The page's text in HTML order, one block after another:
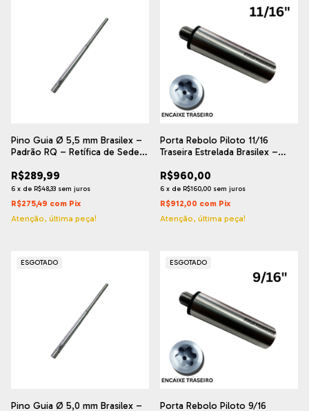
Pino Guia Ø 5,5 mm Brasilex –
Padrão RQ – Retífica de Sede
R$289,99
6 x de R$48,33 sem juros
R$275,49 com Pix
Atenção, última peça!
Porta Rebolo Piloto 11/16
Traseira Estrelada Brasilex –
R$960,00
6 x de R$160,00 sem juros
R$912,00 com Pix
Atenção, última peça!
ESGOTADO
Pino Guia Ø 5,0 mm Brasilex –
ESGOTADO
Porta Rebolo Piloto 9/16